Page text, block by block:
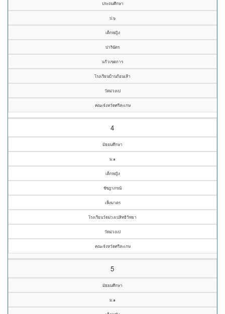
ประถมศึกษา
ป.๖
เด็กหญิง
ปาริฉัตร
แก้วเขตการ
โรงเรียนบ้านก้อนเส้า
วัดม่วงเป
คณะจังหวัดศรีสะเกษ
4
มัธยมศึกษา
ม.๑
เด็กหญิง
ชัชฎาภรณ์
เพ็งมาตร
โรงเรียนวัดม่วงเปสิทธิวิทยา
วัดม่วงเป
คณะจังหวัดศรีสะเกษ
5
มัธยมศึกษา
ม.๑